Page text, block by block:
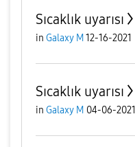
Sıcaklık uyarısı
in Galaxy M 12-16-2021
Sıcaklık uyarısı
in Galaxy M 04-06-2021